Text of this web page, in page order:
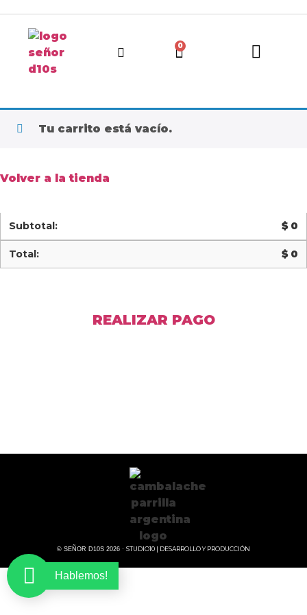
0
Tu carrito está vacío.
Volver a la tienda
$0
$0
REALIZAR PAGO
© SEÑOR D10S 2026 · STUDIO10 | DESARROLLO Y PRODUCCIÓN
Hablemos!